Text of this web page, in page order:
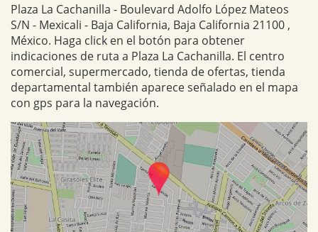
Plaza La Cachanilla - Boulevard Adolfo López Mateos
S/N - Mexicali - Baja California, Baja California 21100 ,
México. Haga click en el botón para obtener
indicaciones de ruta a Plaza La Cachanilla. El centro
comercial, supermercado, tienda de ofertas, tienda
departamental también aparece señalado en el mapa
con gps para la navegación.